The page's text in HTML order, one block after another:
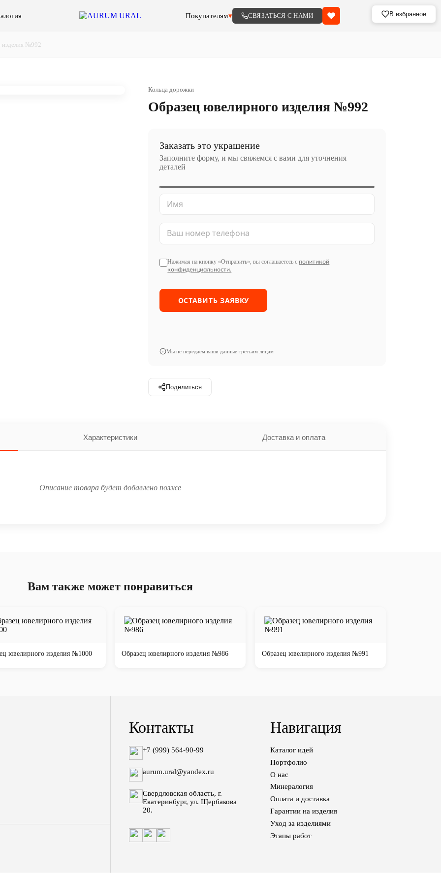
Покупателям▾ СВЯЗАТЬСЯ С НАМИ
изделия №992
Кольца дорожки
Образец ювелирного изделия №992
Заказать это украшение
Заполните форму, и мы свяжемся с вами для уточнения
деталей
Нажимая на кнопку «Отправить», вы соглашаетесь с политикой
конфиденциальности.
Мы не передаём ваши данные третьим лицам
В избранное
Поделиться
Характеристики Доставка и оплата
Описание товара будет добавлено позже
Вам также может понравиться
ювелирного изделия №1000 Образец ювелирного изделия №986 Образец ювелирного изделия №991
Контакты
+7 (999) 564-90-99
aurum.ural@yandex.ru
Свердловская область, г.
Екатеринбург, ул. Щербакова
20.
Навигация
Каталог идей
Портфолио
О нас
Минералогия
Оплата и доставка
Гарантии на изделия
Уход за изделиями
Этапы работ